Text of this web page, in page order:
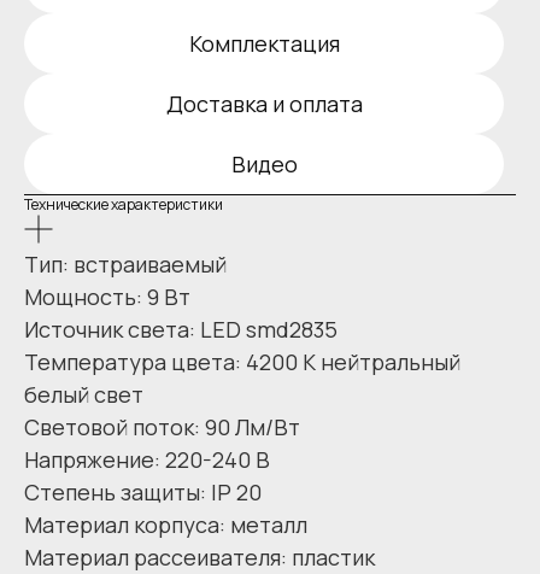
Комплектация
Доставка и оплата
Видео
Технические характеристики
Тип: встраиваемый
Мощность: 9 Вт
Источник света: LED smd2835
Температура цвета: 4200 К нейтральный
белый свет
Световой поток: 90 Лм/Вт
Напряжение: 220-240 В
Степень защиты: IP 20
Материал корпуса: металл
Материал рассеивателя: пластик